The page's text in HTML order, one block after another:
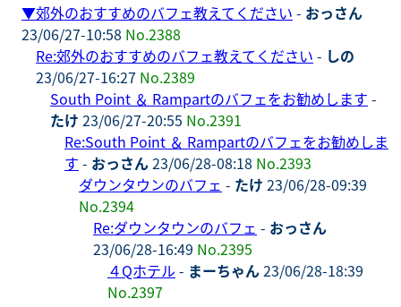
▼郊外のおすすめのバフェ教えてください - おっさん
23/06/27-10:58 No.2388
Re:郊外のおすすめのバフェ教えてください - しの
23/06/27-16:27 No.2389
South Point ＆ Rampartのバフェをお勧めします -
たけ 23/06/27-20:55 No.2391
Re:South Point ＆ Rampartのバフェをお勧めしま
す - おっさん23/06/28-08:18 No.2393
ダウンタウンのバフェ - たけ 23/06/28-09:39
No.2394
Re:ダウンタウンのバフェ - おっさん
23/06/28-16:49 No.2395
４Qホテル - まーちゃん23/06/28-18:39
No.2397